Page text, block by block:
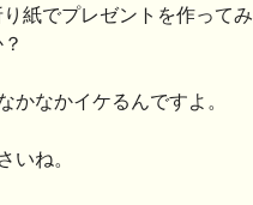
紙でプレゼントを作ってみ
かなかイケるんですよ。
いね。